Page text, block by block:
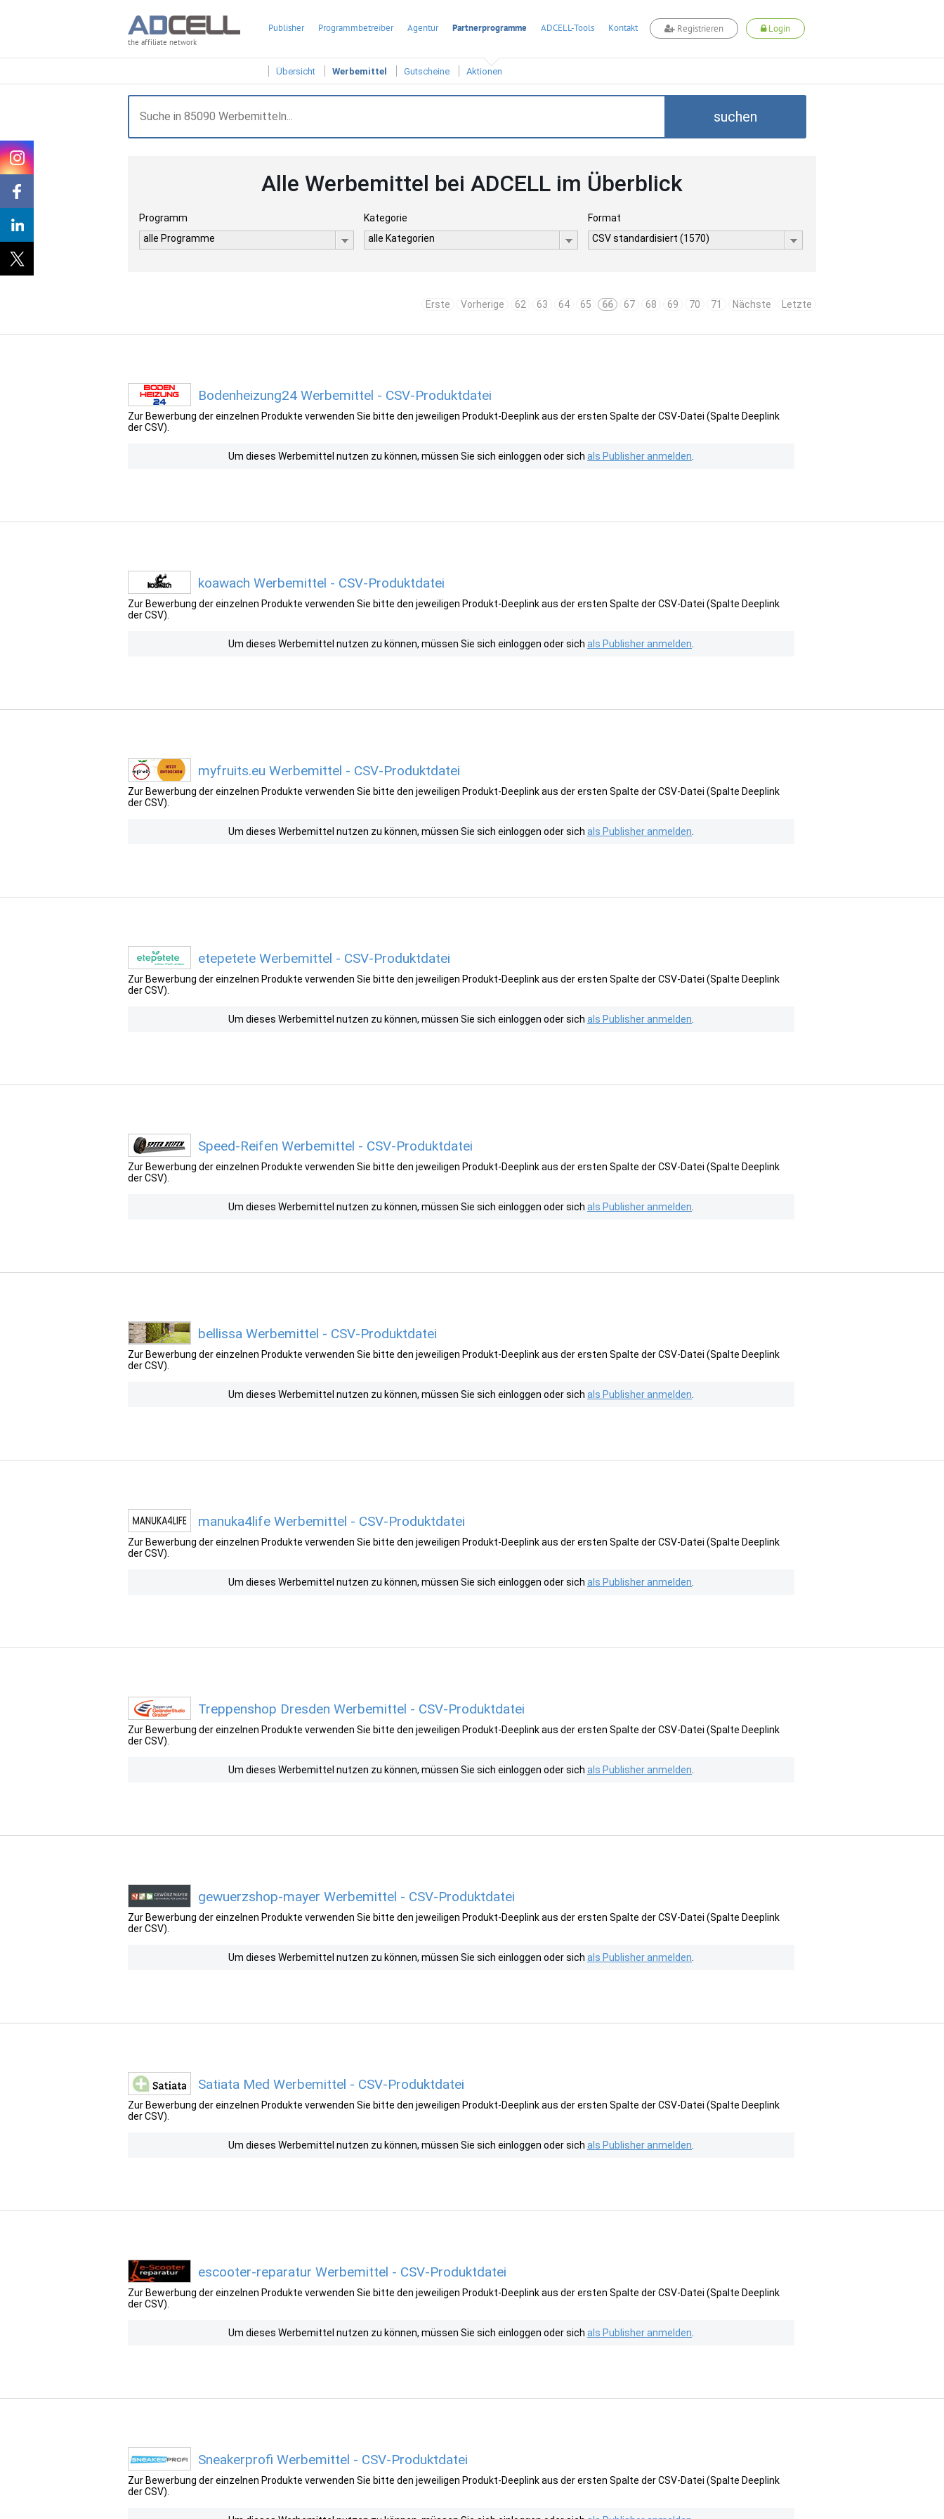
the affiliate network
Publisher Programmbetreiber Agentur Partnerprogramme ADCELL-Tools Kontakt Registrieren Login
Übersicht Werbemittel Gutscheine Aktionen
suchen
Alle Werbemittel bei ADCELL im Überblick
Programm
alle Programme
Kategorie
alle Kategorien
Format
CSV standardisiert (1570)
Erste Vorherige 62 63 64 65 66 67 68 69 70 71 Nächste Letzte
Bodenheizung24 Werbemittel - CSV-Produktdatei
Zur Bewerbung der einzelnen Produkte verwenden Sie bitte den jeweiligen Produkt-Deeplink aus der ersten Spalte der CSV-Datei (Spalte Deeplink
der CSV).
Um dieses Werbemittel nutzen zu können, müssen Sie sich einloggen oder sich als Publisher anmelden
koawach Werbemittel - CSV-Produktdatei
Zur Bewerbung der einzelnen Produkte verwenden Sie bitte den jeweiligen Produkt-Deeplink aus der ersten Spalte der CSV-Datei (Spalte Deeplink
der CSV).
Um dieses Werbemittel nutzen zu können, müssen Sie sich einloggen oder sich als Publisher anmelden
myfruits.eu Werbemittel - CSV-Produktdatei
Zur Bewerbung der einzelnen Produkte verwenden Sie bitte den jeweiligen Produkt-Deeplink aus der ersten Spalte der CSV-Datei (Spalte Deeplink
der CSV).
Um dieses Werbemittel nutzen zu können, müssen Sie sich einloggen oder sich als Publisher anmelden
etepetete Werbemittel - CSV-Produktdatei
Zur Bewerbung der einzelnen Produkte verwenden Sie bitte den jeweiligen Produkt-Deeplink aus der ersten Spalte der CSV-Datei (Spalte Deeplink
der CSV).
Um dieses Werbemittel nutzen zu können, müssen Sie sich einloggen oder sich als Publisher anmelden
Speed-Reifen Werbemittel - CSV-Produktdatei
Zur Bewerbung der einzelnen Produkte verwenden Sie bitte den jeweiligen Produkt-Deeplink aus der ersten Spalte der CSV-Datei (Spalte Deeplink
der CSV).
Um dieses Werbemittel nutzen zu können, müssen Sie sich einloggen oder sich als Publisher anmelden
bellissa Werbemittel - CSV-Produktdatei
Zur Bewerbung der einzelnen Produkte verwenden Sie bitte den jeweiligen Produkt-Deeplink aus der ersten Spalte der CSV-Datei (Spalte Deeplink
der CSV).
Um dieses Werbemittel nutzen zu können, müssen Sie sich einloggen oder sich als Publisher anmelden
manuka4life Werbemittel - CSV-Produktdatei
Zur Bewerbung der einzelnen Produkte verwenden Sie bitte den jeweiligen Produkt-Deeplink aus der ersten Spalte der CSV-Datei (Spalte Deeplink
der CSV).
Um dieses Werbemittel nutzen zu können, müssen Sie sich einloggen oder sich als Publisher anmelden
Treppenshop Dresden Werbemittel - CSV-Produktdatei
Zur Bewerbung der einzelnen Produkte verwenden Sie bitte den jeweiligen Produkt-Deeplink aus der ersten Spalte der CSV-Datei (Spalte Deeplink
der CSV).
Um dieses Werbemittel nutzen zu können, müssen Sie sich einloggen oder sich als Publisher anmelden
gewuerzshop-mayer Werbemittel - CSV-Produktdatei
Zur Bewerbung der einzelnen Produkte verwenden Sie bitte den jeweiligen Produkt-Deeplink aus der ersten Spalte der CSV-Datei (Spalte Deeplink
der CSV).
Um dieses Werbemittel nutzen zu können, müssen Sie sich einloggen oder sich als Publisher anmelden
Satiata Med Werbemittel - CSV-Produktdatei
Zur Bewerbung der einzelnen Produkte verwenden Sie bitte den jeweiligen Produkt-Deeplink aus der ersten Spalte der CSV-Datei (Spalte Deeplink
der CSV).
Um dieses Werbemittel nutzen zu können, müssen Sie sich einloggen oder sich als Publisher anmelden
escooter-reparatur Werbemittel - CSV-Produktdatei
Zur Bewerbung der einzelnen Produkte verwenden Sie bitte den jeweiligen Produkt-Deeplink aus der ersten Spalte der CSV-Datei (Spalte Deeplink
der CSV).
Um dieses Werbemittel nutzen zu können, müssen Sie sich einloggen oder sich als Publisher anmelden
Sneakerprofi Werbemittel - CSV-Produktdatei
Zur Bewerbung der einzelnen Produkte verwenden Sie bitte den jeweiligen Produkt-Deeplink aus der ersten Spalte der CSV-Datei (Spalte Deeplink
der CSV).